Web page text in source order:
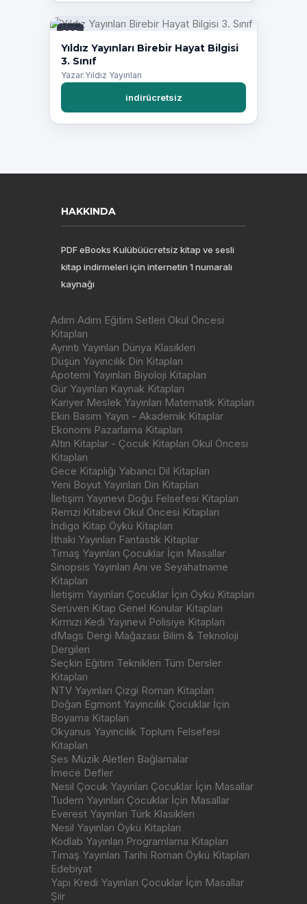
PDF
Yıldız Yayınları Birebir Hayat Bilgisi
3. Sınıf
Yazar:Yıldız Yayınları
indirücretsiz
HAKKINDA
PDF eBooks Kulübüücretsiz kitap ve sesli
kitap indirmeleri için internetin 1 numaralı
kaynağı
Adım Adım Eğitim Setleri Okul Öncesi
Kitapları
Ayrıntı Yayınları Dünya Klasikleri
Düşün Yayıncılık Din Kitapları
Apotemi Yayınları Biyoloji Kitapları
Gür Yayınları Kaynak Kitapları
Kariyer Meslek Yayınları Matematik Kitapları
Ekin Basım Yayın - Akademik Kitaplar
Ekonomi Pazarlama Kitapları
Altın Kitaplar - Çocuk Kitapları Okul Öncesi
Kitapları
Gece Kitaplığı Yabancı Dil Kitapları
Yeni Boyut Yayınları Din Kitapları
İletişim Yayınevi Doğu Felsefesi Kitapları
Remzi Kitabevi Okul Öncesi Kitapları
İndigo Kitap Öykü Kitapları
İthaki Yayınları Fantastik Kitaplar
Timaş Yayınları Çocuklar İçin Masallar
Sinopsis Yayınları Anı ve Seyahatname
Kitapları
İletişim Yayınları Çocuklar İçin Öykü Kitapları
Serüven Kitap Genel Konular Kitapları
Kırmızı Kedi Yayınevi Polisiye Kitapları
dMags Dergi Mağazası Bilim & Teknoloji
Dergileri
Seçkin Eğitim Teknikleri Tüm Dersler
Kitapları
NTV Yayınları Çizgi Roman Kitapları
Doğan Egmont Yayıncılık Çocuklar İçin
Boyama Kitapları
Okyanus Yayıncılık Toplum Felsefesi
Kitapları
Ses Müzik Aletleri Bağlamalar
İmece Defler
Nesil Çocuk Yayınları Çocuklar İçin Masallar
Tudem Yayınları Çocuklar İçin Masallar
Everest Yayınları Türk Klasikleri
Nesil Yayınları Öykü Kitapları
Kodlab Yayınları Programlama Kitapları
Timaş Yayınları Tarihi Roman Öykü Kitapları
Edebiyat
Yapı Kredi Yayınları Çocuklar İçin Masallar
Şiir